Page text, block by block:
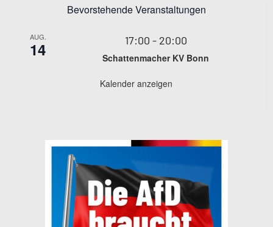
Bevorstehende Veranstaltungen
AUG.
14 17:00 - 20:00
Schattenmacher KV Bonn
Kalender anzeigen